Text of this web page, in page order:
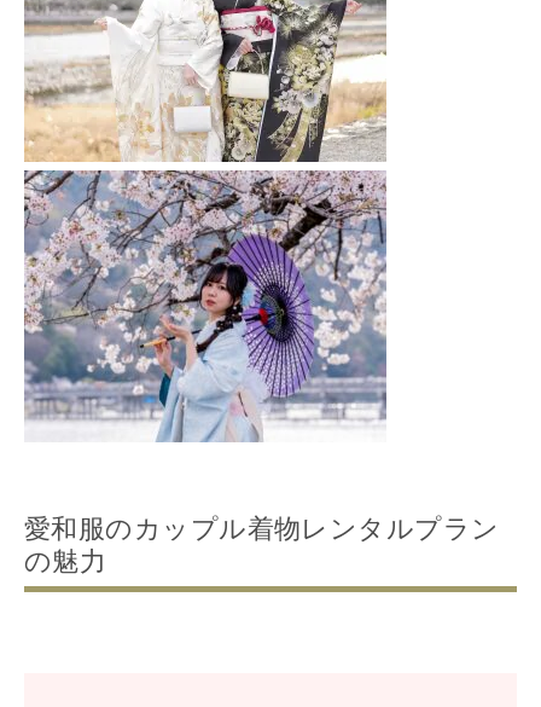
愛和服のカップル着物レンタルプラン
の魅力